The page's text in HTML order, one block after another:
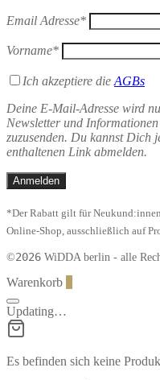
Email Adresse*
Vorname*
Ich akzeptiere die AGBs
Deine E-Mail-Adresse wird
Newsletter und
zuzusenden. Du kannst Dich
enthaltenen Link abmelden.
*Der Rabatt gilt für
Online-Shop, ausschließlich auf
©2026 WiDDA berlin - alle
Warenkorb
Updating…
Es befinden sich keine